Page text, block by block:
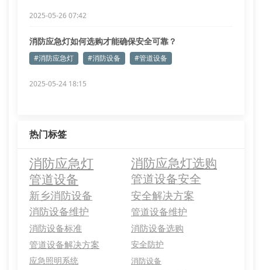
2025-05-26 07:42
消防应急灯如何选购才能确保安全可靠？
#消防应急灯 #消防设备 #管道设备
2025-05-24 18:15
热门标签
消防应急灯 消防应急灯选购
管道设备 管道设备安全
新乡消防设备 安全解决方案
消防设备维护 管道设备维护
消防设备标准
消防设备选购
管道设备解决方案
安全防护
应急照明系统
消防设备